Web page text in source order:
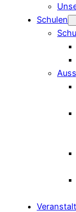
Schulen